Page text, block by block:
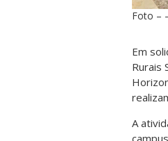
Foto –
Em
Rurais
A